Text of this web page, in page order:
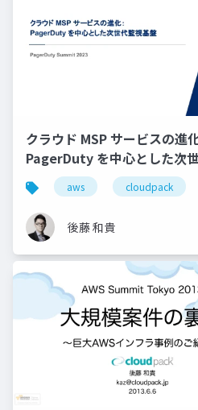
クラウド MSP サービスの進
PagerDuty を中心とした次
盤
aws cloudpack
後藤 和貴